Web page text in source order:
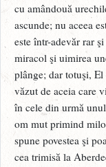
cu amândouă
ascunde; nu aceea
este într-adevăr rar
miracol şi uimirea
plânge; dar totuşi, El
văzut de aceia care
în cele din urmă
om mut primind
spune povestea şi
cea trimisă la